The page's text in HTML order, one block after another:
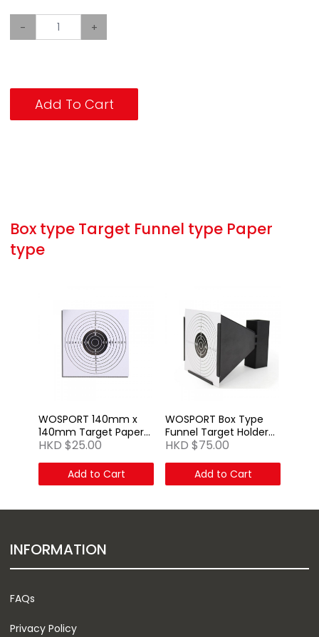
- +
Add To Cart
Box type Target Funnel type Paper
type
WOSPORT 140mm x
140mm Target Paper
Set (White) 100 sheets
HKD $25.00
Add to Cart
WOSPORT Box Type
Funnel Target Holder
Pellet Trap
HKD $75.00
Add to Cart
INFORMATION
FAQs
Privacy Policy